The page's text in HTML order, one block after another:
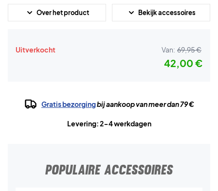
Over het product Bekijk accessoires
Uitverkocht Van: 69,95 €
42,00 €
Gratis bezorgingbij aankoop van meer dan 79 €
Levering: 2-4 werkdagen
POPULAIRE ACCESSOIRES